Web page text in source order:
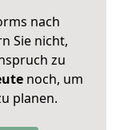
nach
Sie nicht,
zu
noch, um
planen.